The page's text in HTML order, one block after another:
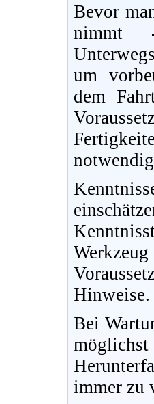
Bevor
um
dem
Hinweise.
Bei
immer zu